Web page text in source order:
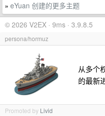
» eYuan 创建的更多主题
© 2026 V2EX · 9ms · 3.9.8.5
persona/hormuz
从多个
的最新
Promoted by Livid